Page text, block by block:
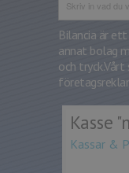
Bilancia är
annat bolag
och tryck.Vårt
Kasse
Kassar &